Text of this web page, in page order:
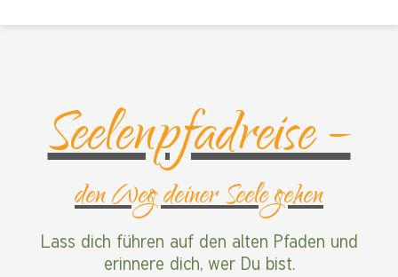
Seelenpfadreise –
den Weg deiner Seele gehen
Lass dich führen auf den alten Pfaden und
erinnere dich, wer Du bist.